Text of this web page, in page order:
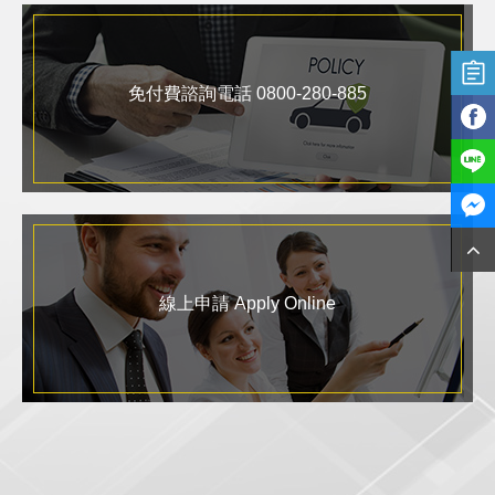
免付費諮詢電話 0800-280-885
線上申請 Apply Online